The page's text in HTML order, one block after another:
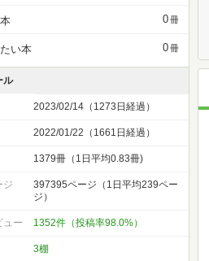
0冊
い本 0冊
ル
2023/02/14（1273日経過）
2022/01/22（1661日経過）
1379冊（1日平均0.83冊)
ジ
397395ページ（1日平均239ペー
ジ）
ュー 1352件（投稿率98.0%）
3棚